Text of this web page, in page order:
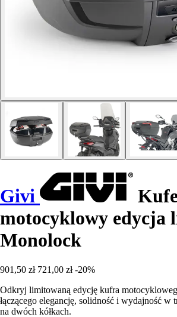
Givi
motocyklowy edycja
Monolock
901,50 zł 721,00 zł -20%
Odkryj limitowaną edycję kufra
łączącego elegancję, solidność i wydajność
na dwóch kółkach.